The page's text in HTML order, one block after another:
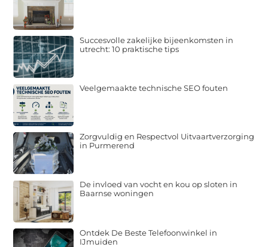
Succesvolle zakelijke bijeenkomsten in
utrecht: 10 praktische tips
Veelgemaakte technische SEO fouten
Zorgvuldig en Respectvol Uitvaartverzorging
in Purmerend
De invloed van vocht en kou op sloten in
Baarnse woningen
Ontdek De Beste Telefoonwinkel in
IJmuiden